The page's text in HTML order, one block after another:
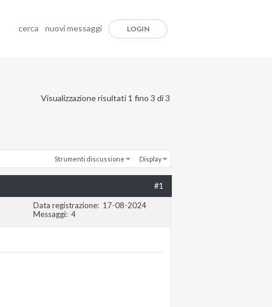
cerca nuovi messaggi LOGIN
Visualizzazione risultati 1 fino 3 di 3
Strumenti discussione Display
#1
Data registrazione
17-08-2024
Messaggi 4